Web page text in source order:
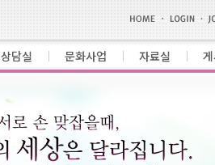
상담실 문화사업 자료실